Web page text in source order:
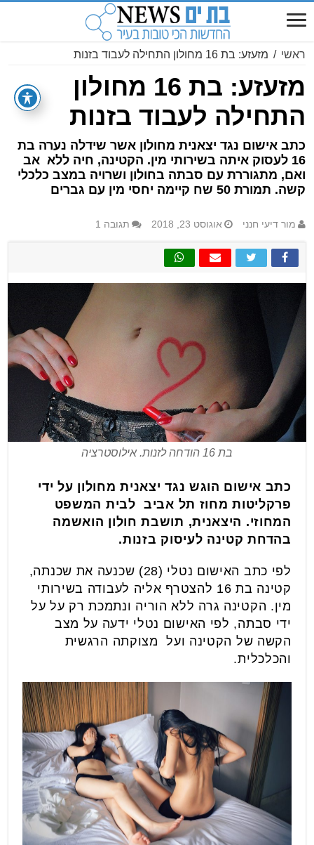
ראשי / מזעזע: בת 16 מחולון התחילה לעבוד בזנות
מזעזע: בת 16 מחולון
התחילה לעבוד בזנות
כתב אישום נגד יצאנית מחולון אשר שידלה נערה בת
16 לעסוק איתה בשירותי מין. הקטינה, חיה ללא אב
ואם, מתגוררת עם סבתה בחולון ושרויה במצב כלכלי
קשה. תמורת 50 שח קיימה יחסי מין עם גברים
מור דיעי חנני אוגוסט 23, 2018 תגובה 1
בת 16 הודחה לזנות. אילוסטרציה
כתב אישום הוגש נגד יצאנית מחולון על ידי
פרקליטות מחוז תל אביב לבית המשפט
המחוזי. היצאנית, תושבת חולון הואשמה
בהדחת קטינה לעיסוק בזנות.
לפי כתב האישום נטלי (28) שכנעה את שכנתה,
קטינה בת 16 להצטרף אליה לעבודה בשירותי
מין. הקטינה גרה ללא הוריה ונתמכת רק על על
ידי סבתה, לפי האישום נטלי ידעה על מצב
הקשה של הקטינה ועל מצוקתה הרגשית
והכלכלית.